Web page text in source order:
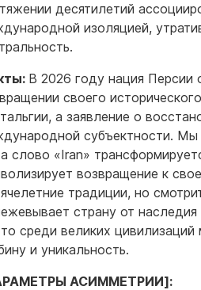
десятилетий
изоляцией,
В 2026 году нация Персии
своего
а заявление о
субъектности. Мы
слово «Iran»
возвращение к
традиции, но
страну от
среди великих цивилизаций
и уникальность.
АСИММЕТРИИ]: